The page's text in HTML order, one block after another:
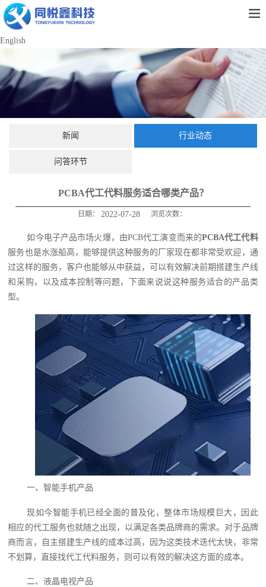
English
新闻 行业动态
问答环节
PCBA代工代料服务适合哪类产品？
日期： 2022-07-28 浏览次数：
如今电子产品市场火爆，由PCB代工演变而来的PCBA代工代料
服务也是水涨船高，能够提供这种服务的厂家现在都非常受欢迎，通
过这样的服务，客户也能够从中获益，可以有效解决前期搭建生产线
和采购，以及成本控制等问题，下面来说说这种服务适合的产品类
型。
一、智能手机产品
现如今智能手机已经全面的普及化，整体市场规模巨大，因此
相应的代工服务也就随之出现，以满足各类品牌商的需求。对于品牌
商而言，自主搭建生产线的成本过高，因为这类技术迭代太快，非常
不划算，直接找代工代料服务，则可以有效的解决这方面的成本。
二、液晶电视产品